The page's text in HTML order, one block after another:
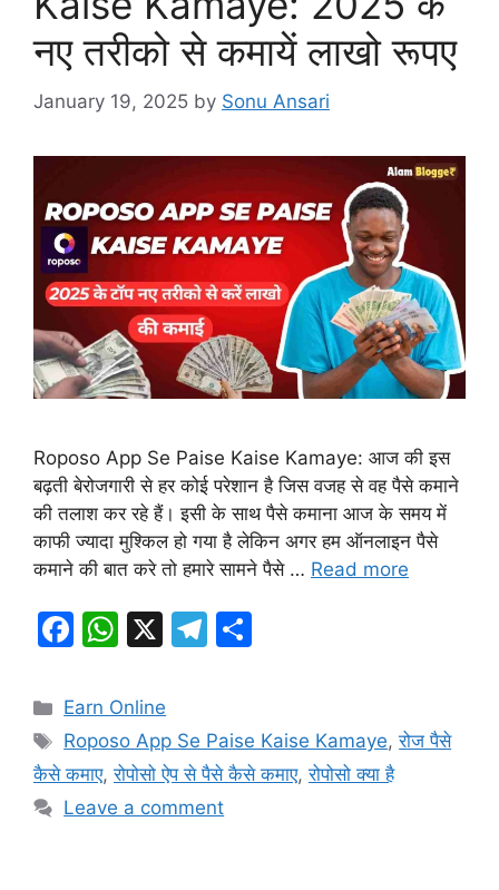
नए तरीको से कमायें लाखो रूपए
January 19, 2025 by Sonu Ansari
Roposo App Se Paise Kaise Kamaye: आज की इस
बढ़ती बेरोजगारी से हर कोई परेशान है जिस वजह से वह पैसे कमाने
की तलाश कर रहे हैं। इसी के साथ पैसे कमाना आज के समय में
काफी ज्यादा मुश्किल हो गया है लेकिन अगर हम ऑनलाइन पैसे
कमाने की बात करे तो हमारे सामने पैसे … Read more
F
c
e
b
o
W
at
s
A
p
X
T
gr
a
m
e
Categories
Earn Online
Tags
Roposo App Se Paise Kaise Kamaye,रोज पैसे
कैसे कमाए,रोपोसो ऐप से पैसे कैसे कमाए,रोपोसो क्या है
Leave a comment